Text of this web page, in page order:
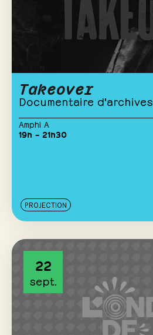
Takeover
Documentaire d'archives
Amphi A
19h – 21h30
PROJECTION
22
sept.